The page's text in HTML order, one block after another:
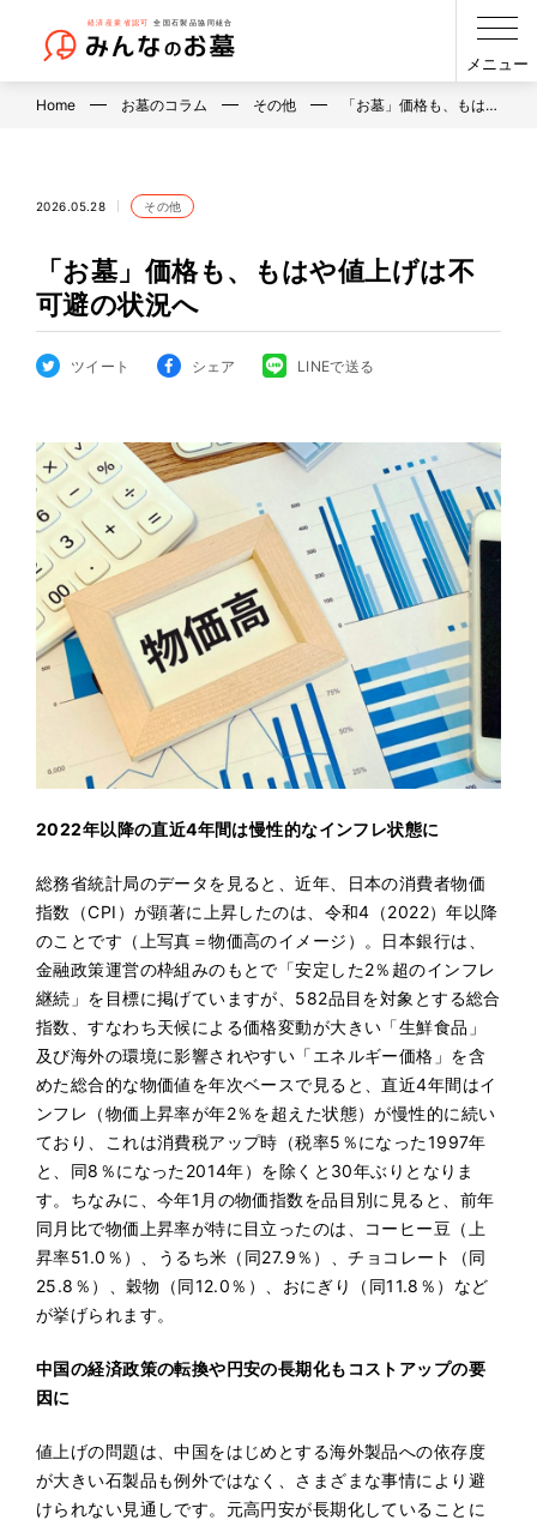
メニュー
Home お墓のコラム その他 「お墓」価格も、もは…
2026.05.28 その他
「お墓」価格も、もはや値上げは不
可避の状況へ
ツイート シェア LINEで送る
2022年以降の直近4年間は慢性的なインフレ状態に
総務省統計局のデータを見ると、近年、日本の消費者物価
指数（CPI）が顕著に上昇したのは、令和4（2022）年以降
のことです（上写真＝物価高のイメージ）。日本銀行は、
金融政策運営の枠組みのもとで「安定した2％超のインフレ
継続」を目標に掲げていますが、582品目を対象とする総合
指数、すなわち天候による価格変動が大きい「生鮮食品」
及び海外の環境に影響されやすい「エネルギー価格」を含
めた総合的な物価値を年次ベースで見ると、直近4年間はイ
ンフレ（物価上昇率が年2％を超えた状態）が慢性的に続い
ており、これは消費税アップ時（税率5％になった1997年
と、同8％になった2014年）を除くと30年ぶりとなりま
す。ちなみに、今年1月の物価指数を品目別に見ると、前年
同月比で物価上昇率が特に目立ったのは、コーヒー豆（上
昇率51.0％）、うるち米（同27.9％）、チョコレート（同
25.8％）、穀物（同12.0％）、おにぎり（同11.8％）など
が挙げられます。
中国の経済政策の転換や円安の長期化もコストアップの要
因に
値上げの問題は、中国をはじめとする海外製品への依存度
が大きい石製品も例外ではなく、さまざまな事情により避
けられない見通しです。元高円安が長期化していることに